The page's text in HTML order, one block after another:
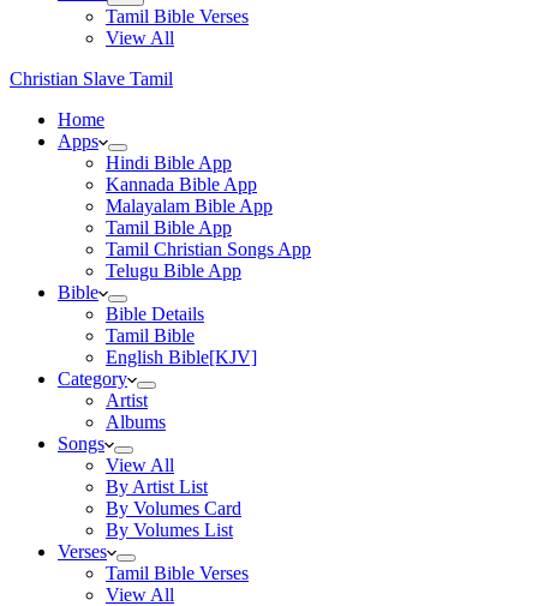
Tamil Bible Verses
View All
Christian Slave Tamil
Home
Apps
Hindi Bible App
Kannada Bible App
Malayalam Bible App
Tamil Bible App
Tamil Christian Songs App
Telugu Bible App
Bible
Bible Details
Tamil Bible
English Bible[KJV]
Category
Artist
Albums
Songs
View All
By Artist List
By Volumes Card
By Volumes List
Verses
Tamil Bible Verses
View All